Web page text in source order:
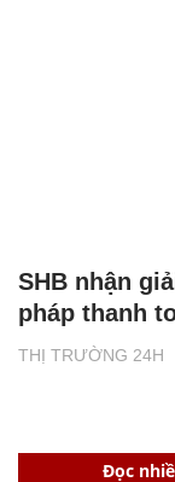
THỊ TRƯỜNG 24H
SHB nhận
pháp thanh
Đọc